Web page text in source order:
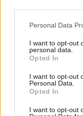
Please note that this
not limited to your
grant or deny
use your data for
consent section.
Personal Data
I want to opt-out
personal data.
Opted In
I want to opt-out
Personal Data.
Opted In
I want to opt-out